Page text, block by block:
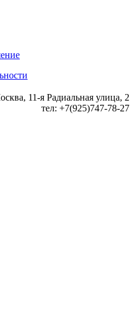
11-я Радиальная улица, 2
тел: +7(925)747-78-27